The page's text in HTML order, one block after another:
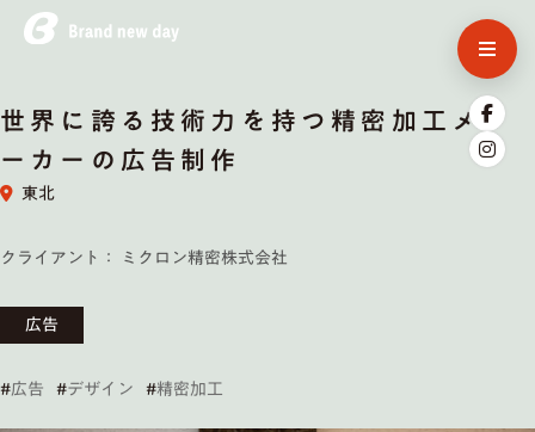
世界に誇る技術力を持つ精密加工メ
ーカーの広告制作
東北
クライアント： ミクロン精密株式会社
広告
#広告 #デザイン #精密加工